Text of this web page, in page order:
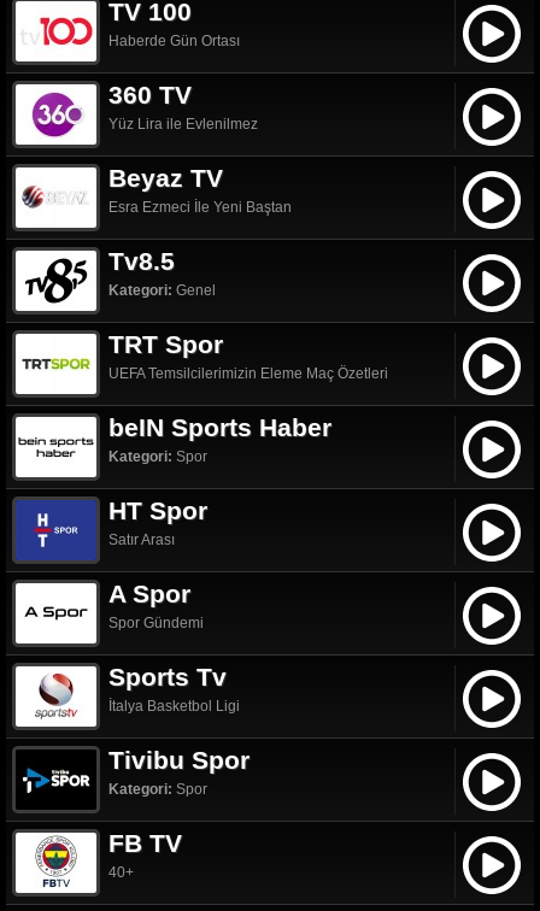
TV 100
Haberde Gün Ortası
360 TV
Yüz Lira ile Evlenilmez
Beyaz TV
Esra Ezmeci İle Yeni Baştan
Tv8.5
Kategori: Genel
TRT Spor
UEFA Temsilcilerimizin Eleme Maç Özetleri
beIN Sports Haber
Kategori: Spor
HT Spor
Satır Arası
A Spor
Spor Gündemi
Sports Tv
İtalya Basketbol Ligi
Tivibu Spor
Kategori: Spor
FB TV
40+